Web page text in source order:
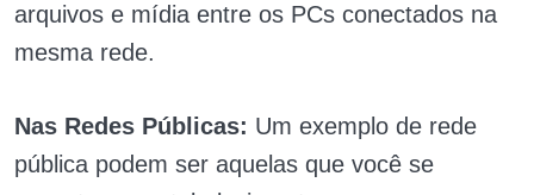
arquivos e mídia entre os PCs conectados na
mesma rede.
Nas Redes Públicas: Um exemplo de rede
pública podem ser aquelas que você se